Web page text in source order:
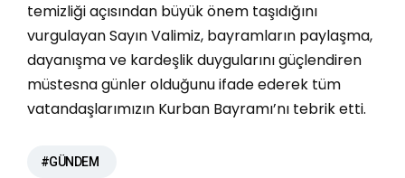
temizliği açısından büyük önem taşıdığını
vurgulayan Sayın Valimiz, bayramların paylaşma,
dayanışma ve kardeşlik duygularını güçlendiren
müstesna günler olduğunu ifade ederek tüm
vatandaşlarımızın Kurban Bayramı’nı tebrik etti.
#GÜNDEM